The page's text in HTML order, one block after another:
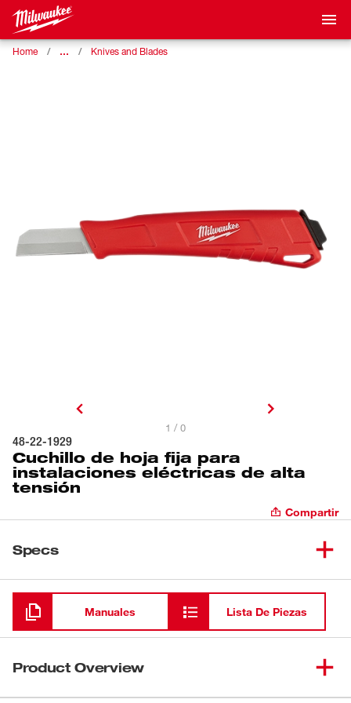
Home … Knives and Blades
1 / 0
48-22-1929
Cuchillo de hoja fija para
instalaciones eléctricas de alta
tensión
Compartir
Specs
Cargando
Manuales Lista De Piezas
Product Overview